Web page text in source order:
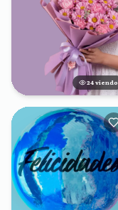
25 viendo